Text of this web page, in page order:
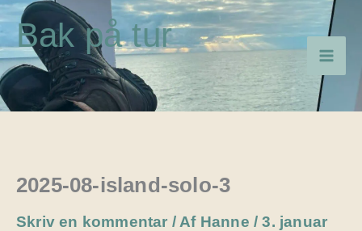
Gå
til
indholdet
Bak på tur
2025-08-island-solo-3
Skriv en kommentar / Af Hanne/3. januar